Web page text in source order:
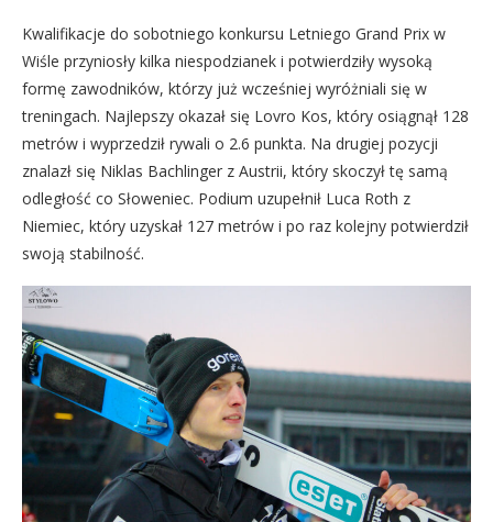
Kwalifikacje do sobotniego konkursu Letniego Grand Prix w
Wiśle przyniosły kilka niespodzianek i potwierdziły wysoką
formę zawodników, którzy już wcześniej wyróżniali się w
treningach. Najlepszy okazał się Lovro Kos, który osiągnął 128
metrów i wyprzedził rywali o 2.6 punkta. Na drugiej pozycji
znalazł się Niklas Bachlinger z Austrii, który skoczył tę samą
odległość co Słoweniec. Podium uzupełnił Luca Roth z
Niemiec, który uzyskał 127 metrów i po raz kolejny potwierdził
swoją stabilność.